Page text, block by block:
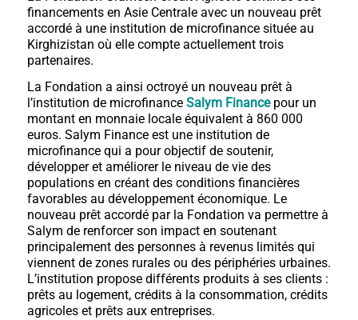
financements en Asie Centrale avec un nouveau prêt
accordé à une institution de microfinance située au
Kirghizistan où elle compte actuellement trois
partenaires.
La Fondation a ainsi octroyé un nouveau prêt à
l’institution de microfinance Salym Financepour un
montant en monnaie locale équivalent à 860 000
euros. Salym Finance est une institution de
microfinance qui a pour objectif de soutenir,
développer et améliorer le niveau de vie des
populations en créant des conditions financières
favorables au développement économique. Le
nouveau prêt accordé par la Fondation va permettre à
Salym de renforcer son impact en soutenant
principalement des personnes à revenus limités qui
viennent de zones rurales ou des périphéries urbaines.
L’institution propose différents produits à ses clients :
prêts au logement, crédits à la consommation, crédits
agricoles et prêts aux entreprises.